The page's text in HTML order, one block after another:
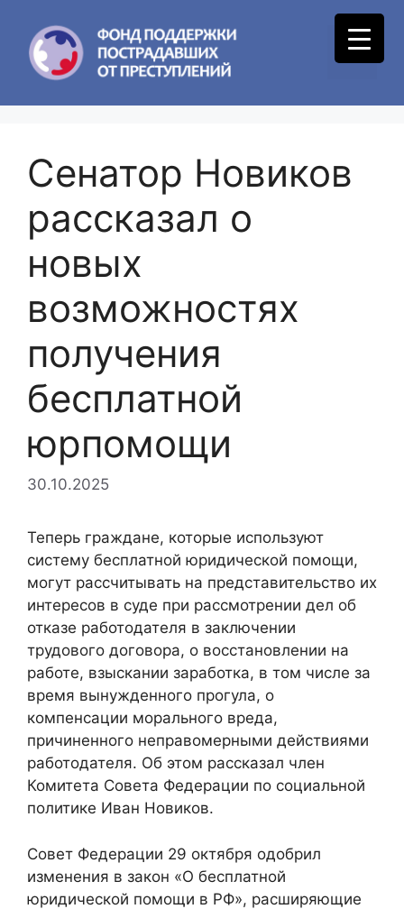
content
Menu
Сенатор Новиков
рассказал о
новых
возможностях
получения
бесплатной
юрпомощи
30.10.2025
Теперь граждане, которые используют
систему бесплатной юридической помощи,
могут рассчитывать на представительство их
интересов в суде при рассмотрении дел об
отказе работодателя в заключении
трудового договора, о восстановлении на
работе, взыскании заработка, в том числе за
время вынужденного прогула, о
компенсации морального вреда,
причиненного неправомерными действиями
работодателя. Об этом рассказал член
Комитета Совета Федерации по социальной
политике Иван Новиков.
Совет Федерации 29 октября одобрил
изменения в закон «О бесплатной
юридической помощи в РФ», расширяющие